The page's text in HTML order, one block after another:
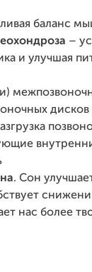
баланс
–
и улучшая
дисков
. Сон
нас более